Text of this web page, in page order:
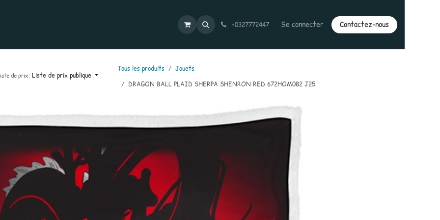
Contactez-nous +0327772447 Se connecter Contactez-nous
de prix: Liste de prix publique
Tous les produits
Jouets
DRAGON BALL PLAID SHERPA SHENRON RED 672HOM082 J25